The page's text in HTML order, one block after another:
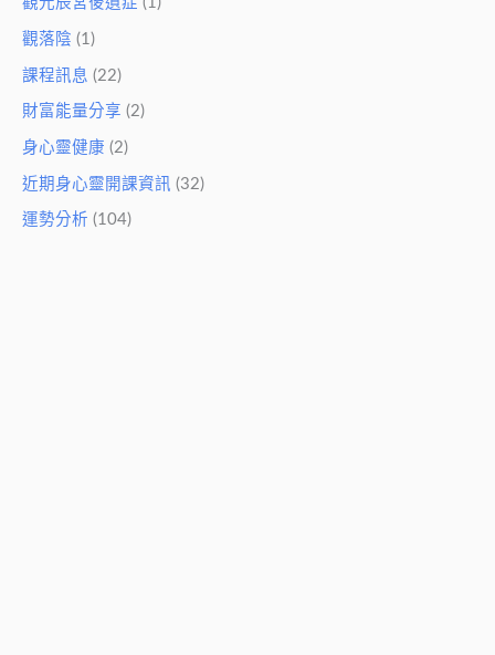
觀落陰 (1)
課程訊息 (22)
財富能量分享 (2)
身心靈健康 (2)
近期身心靈開課資訊 (32)
運勢分析 (104)